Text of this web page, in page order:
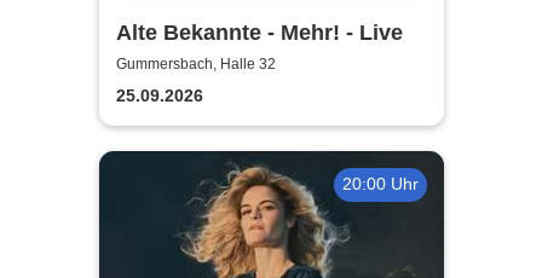
Alte Bekannte - Mehr! - Live
Gummersbach, Halle 32
25.09.2026
20:00 Uhr